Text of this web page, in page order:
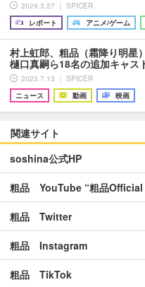
2024.3.27 ｜ SPICER
レポート
アニメ/ゲーム
村上虹郎、粗品（霜降り明星
樋口真嗣ら18名の追加キャ
2023.7.13 ｜ SPICER
ニュース
動画 映画
関連サイト
soshina公式HP
粗品 YouTube “粗品Official
粗品 Twitter
粗品 Instagram
粗品 TikTok